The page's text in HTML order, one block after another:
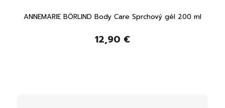
ANNEMARIE BÖRLIND Body Care Sprchový gél 200 ml
12,90 €